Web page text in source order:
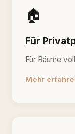
🏠
Für
Für Räume
Mehr